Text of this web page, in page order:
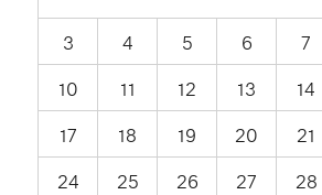
3
4 5 6 7
10
11 12 13 14
17
18 19 20 21
24
25 26 27 28